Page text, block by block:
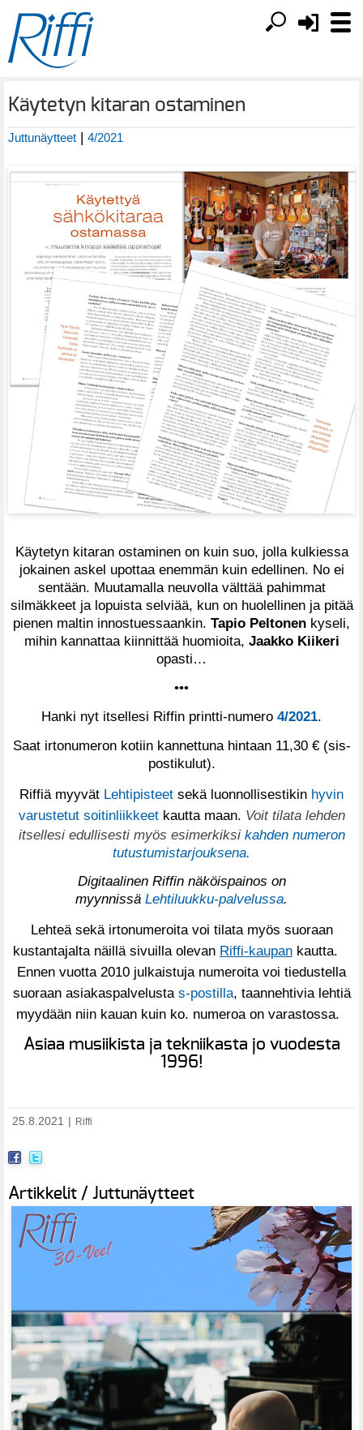
Käytetyn kitaran ostaminen
Juttunäytteet | 4/2021
Käytetyn kitaran ostaminen on kuin suo, jolla kulkiessa
jokainen askel upottaa enemmän kuin edellinen. No ei
sentään. Muutamalla neuvolla välttää pahimmat
silmäkkeet ja lopuista selviää, kun on huolellinen ja pitää
pienen maltin innostuessaankin. Tapio Peltonen kyseli,
mihin kannattaa kiinnittää huomioita, Jaakko Kiikeri
opasti…
•••
Hanki nyt itsellesi Riffin printti-numero 4/2021.
Saat irtonumeron kotiin kannettuna hintaan 11,30 € (sis-
postikulut).
Riffiä myyvät Lehtipisteet sekä luonnollisestikin hyvin
varustetut soitinliikkeetkautta maan. Voit tilata lehden
itsellesi edullisesti myös esimerkiksi kahden numeron
tutustumistarjouksena.
Digitaalinen Riffin näköispainos on
myynnissä Lehtiluukku-palvelussa.
Lehteä sekä irtonumeroita voi tilata myös suoraan
kustantajalta näillä sivuilla olevan Riffi-kaupan kautta.
Ennen vuotta 2010 julkaistuja numeroita voi tiedustella
suoraan asiakaspalvelusta s-postilla, taannehtivia lehtiä
myydään niin kauan kuin ko. numeroa on varastossa.
Asiaa musiikista ja tekniikasta jo vuodesta
1996!
25.8.2021 Riffi
Artikkelit / Juttunäytteet